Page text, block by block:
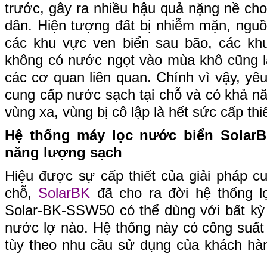
trước, gây ra nhiều hậu quả nặng nề
dân. Hiện tượng đất bị nhiễm mặn,
các khu vực ven biển sau bão, các
không có nước ngọt vào mùa khô cũng
các cơ quan liên quan. Chính vì vậy,
cung cấp nước sạch tại chỗ và có khả
vùng xa, vùng bị cô lập là hết sức cấp
Hệ thống máy lọc nước biển
năng lượng sạch
Hiệu được sự cấp thiết của giải pháp
chỗ, SolarBK đã cho ra đời hệ thống
Solar-BK-SSW50 có thể dùng với bất
nước lợ nào. Hệ thống này có công
tùy theo nhu cầu sử dụng của khách